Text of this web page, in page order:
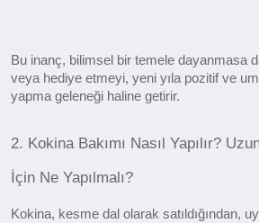
Bu inanç, bilimsel bir temele dayanmasa
veya hediye etmeyi, yeni yıla pozitif ve
yapma geleneği haline getirir.
2. Kokina Bakımı Nasıl Yapılır?
İçin Ne Yapılmalı?
Kokina, kesme dal olarak satıldığından,